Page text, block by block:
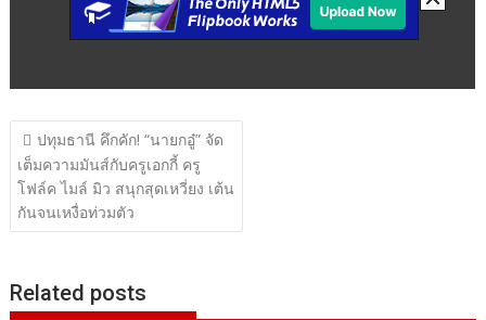
แนะแนว
เรื่อง
ปทุมธานี คึกคัก! “นายกอู๋” จัด
เต็มความมันส์กับครูเอกกี้ ครู
โฟล์ค ไมล์ มิว สนุกสุดเหวี่ยง เต้น
กันจนเหงื่อท่วมตัว
Related posts